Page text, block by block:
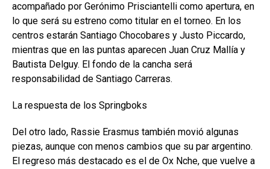
acompañado por Gerónimo Prisciantelli como apertura, en
lo que será su estreno como titular en el torneo. En los
centros estarán Santiago Chocobares y Justo Piccardo,
mientras que en las puntas aparecen Juan Cruz Mallía y
Bautista Delguy. El fondo de la cancha será
responsabilidad de Santiago Carreras.
La respuesta de los Springboks
Del otro lado, Rassie Erasmus también movió algunas
piezas, aunque con menos cambios que su par argentino.
El regreso más destacado es el de Ox Nche, que vuelve a